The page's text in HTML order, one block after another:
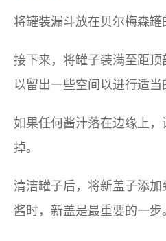
将罐装漏斗放在贝尔梅森罐
接下来，将罐子装满至距顶
以留出一些空间以进行适当
如果任何酱汁落在边缘上
掉。
清洁罐子后，将新盖子添
酱时，新盖是最重要的一步